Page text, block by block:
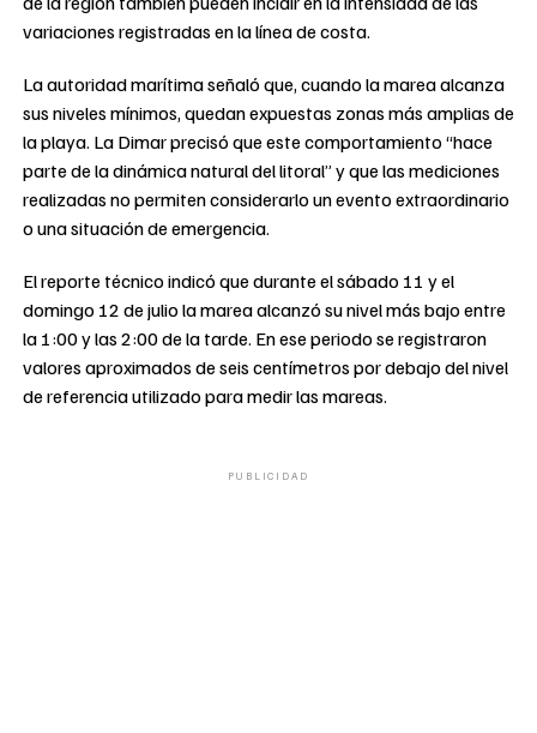
variaciones registradas en la línea de costa.
La autoridad marítima señaló que, cuando la marea alcanza
sus niveles mínimos, quedan expuestas zonas más amplias de
la playa. La Dimar precisó que este comportamiento “hace
parte de la dinámica natural del litoral” y que las mediciones
realizadas no permiten considerarlo un evento extraordinario
o una situación de emergencia.
El reporte técnico indicó que durante el sábado 11 y el
domingo 12 de julio la marea alcanzó su nivel más bajo entre
la 1:00 y las 2:00 de la tarde. En ese periodo se registraron
valores aproximados de seis centímetros por debajo del nivel
de referencia utilizado para medir las mareas.
PUBLICIDAD